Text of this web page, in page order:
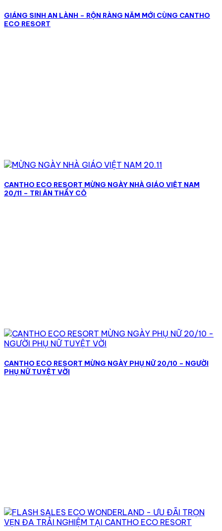
GIÁNG SINH AN LÀNH – RỘN RÀNG NĂM MỚI CÙNG CANTHO
ECO RESORT
CANTHO ECO RESORT MỪNG NGÀY NHÀ GIÁO VIỆT NAM
20/11 – TRI ÂN THẦY CÔ
CANTHO ECO RESORT MỪNG NGÀY PHỤ NỮ 20/10 – NGƯỜI
PHỤ NỮ TUYỆT VỜI